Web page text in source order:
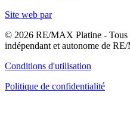
Site web par
© 2026 RE/MAX Platine - Tous
indépendant et autonome de
Conditions d'utilisation
Politique de confidentialité